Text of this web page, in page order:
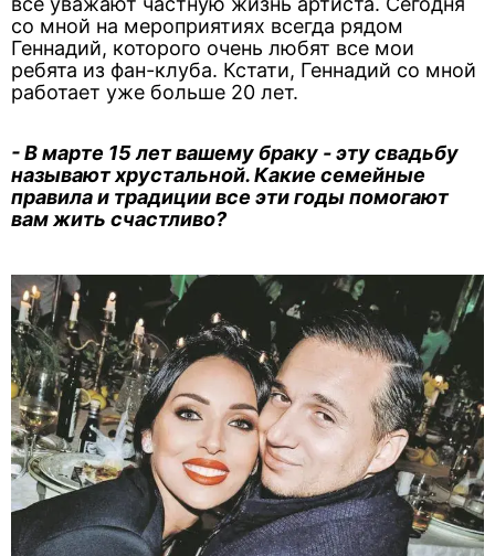
со мной на мероприятиях всегда рядом
Геннадий, которого очень любят все мои
ребята из фан-клуба. Кстати, Геннадий со мной
работает уже больше 20 лет.
- В марте 15 лет вашему браку - эту свадьбу
называют хрустальной. Какие семейные
правила и традиции все эти годы помогают
вам жить счастливо?